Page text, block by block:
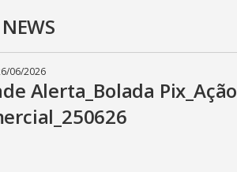
06/2026
Alerta_Bolada Pix_Ação